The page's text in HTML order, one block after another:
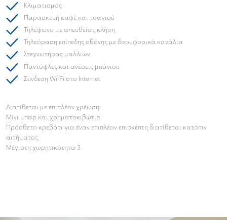
Κλιματισμός
Παρασκευή καφέ και τσαγιού
Τηλέφωνο με απευθείας κλήση
Τηλεόραση επίπεδης οθόνης με δορυφορικά κανάλια
Στεγνωτήρας μαλλιών
Παντόφλες και ανέσεις μπάνιου
Σύνδεση Wi-Fi στο Internet
Διατίθεται με επιπλέον χρέωση:
Μίνι μπαρ και χρηματοκιβώτιο.
Πρόσθετο κρεβάτι για έναν επιπλέον επισκέπτη διατίθεται κατόπιν
αιτήματος.
Μέγιστη χωρητικότητα 3.